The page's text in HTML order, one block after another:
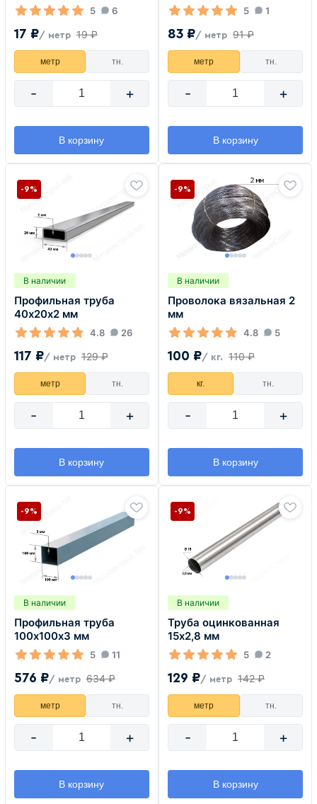
5 6
17 ₽/ метр 19 ₽
метр тн.
- +
В корзину
5 1
83 ₽/ метр 91 ₽
метр тн.
- +
В корзину
В наличии
Профильная труба
40х20х2 мм
4.8 26
117 ₽/ метр 129 ₽
-9%
метр тн.
- +
В корзину
В наличии
Проволока вязальная 2
мм
4.8 5
100 ₽/ кг. 110 ₽
-9%
кг. тн.
- +
В корзину
В наличии
Профильная труба
100х100х3 мм
5 11
576 ₽/ метр 634 ₽
-9%
метр тн.
- +
В корзину
В наличии
Труба оцинкованная
15х2,8 мм
5 2
129 ₽/ метр 142 ₽
-9%
метр тн.
- +
В корзину